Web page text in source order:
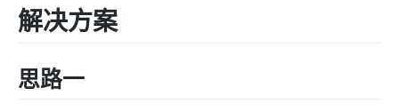
解决方案
思路一